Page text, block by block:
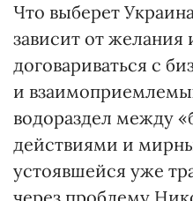
Что выберет
зависит от желания
договариваться с
и
водораздел между
действиями и
устоявшейся уже